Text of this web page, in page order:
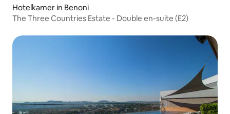
Hotelkamer in Benoni
The Three Countries Estate - Double en-suite (E2)